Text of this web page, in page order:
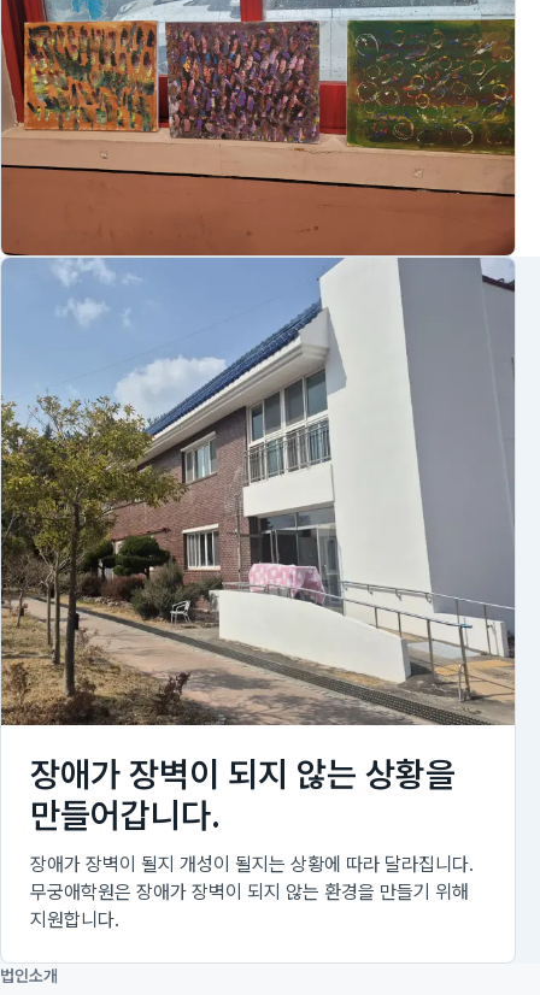
장애가 장벽이 되지 않는 상황을
만들어갑니다.
장애가 장벽이 될지 개성이 될지는 상황에 따라 달라집니다.
무궁애학원은 장애가 장벽이 되지 않는 환경을 만들기 위해
지원합니다.
법인소개